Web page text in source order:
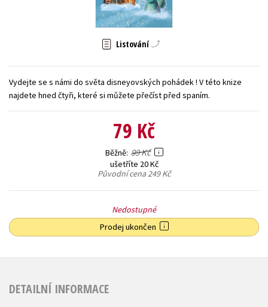
Zahraniční literatura
Všechny tituly
Listování
Vydejte se s námi do světa disneyovských pohádek ! V této knize
najdete hned čtyři, které si můžete přečíst před spaním.
79 Kč
Běžně 99 Kč
ušetříte 20 Kč
Původní cena249 Kč
Nedostupné
Prodej ukončen
DETAILNÍ INFORMACE